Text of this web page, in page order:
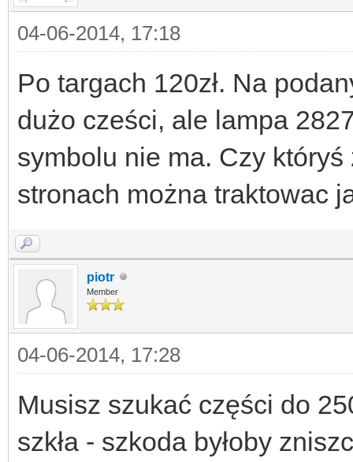
04-06-2014, 17:18
Po targach 120zł. Na
dużo cześci, ale lampa
symbolu nie ma. Czy
stronach można traktowac
piotr
Member
04-06-2014, 17:28
Musisz szukać części do
szkła - szkoda byłoby